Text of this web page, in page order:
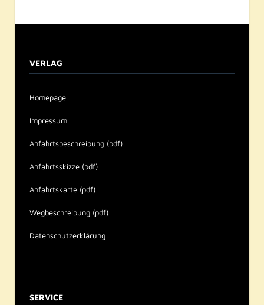
VERLAG
Homepage
Impressum
Anfahrtsbeschreibung (pdf)
Anfahrtsskizze (pdf)
Anfahrtskarte (pdf)
Wegbeschreibung (pdf)
Datenschutzerklärung
SERVICE